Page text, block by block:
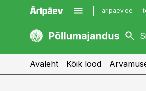
aripaev.ee
kaubandus.ee
kinnisvarauudised.ee
Avaleht Kõik lood